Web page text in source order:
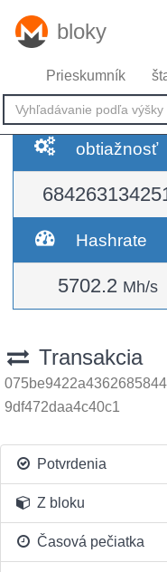
bloky
Prieskumník
obtiažnosť
Hashrate
5702.2 Mh/s
Transakcia
9df472daa4c40c1
Potvrdenia
Z bloku
Časová pečiatka